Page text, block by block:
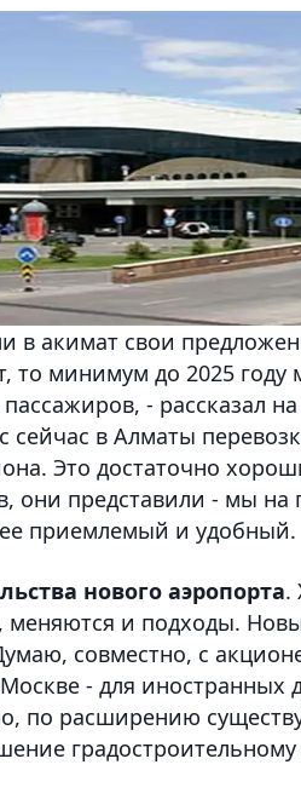
в акимат свои
то минимум до 2025 году
- рассказал
в Алматы
Это достаточно
они представили - мы на
приемлемый и удобный.
нового аэропорта.
меняются и подходы.
совместно, с
- для иностранных
по расширению